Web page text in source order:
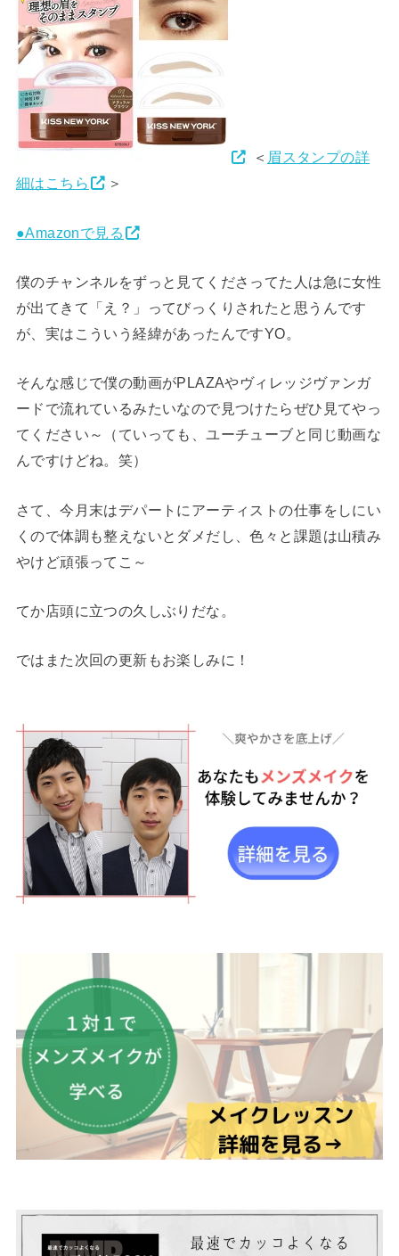
＜ 眉スタンプの詳
細はこちら
＞
●Amazonで見る
僕のチャンネルをずっと見てくださってた人は急に女性
が出てきて「え？」ってびっくりされたと思うんです
が、実はこういう経緯があったんですYO。
そんな感じで僕の動画がPLAZAやヴィレッジヴァンガ
ードで流れているみたいなので見つけたらぜひ見てやっ
てください～（ていっても、ユーチューブと同じ動画な
んですけどね。笑）
さて、今月末はデパートにアーティストの仕事をしにい
くので体調も整えないとダメだし、色々と課題は山積み
やけど頑張ってこ～
てか店頭に立つの久しぶりだな。
ではまた次回の更新もお楽しみに！